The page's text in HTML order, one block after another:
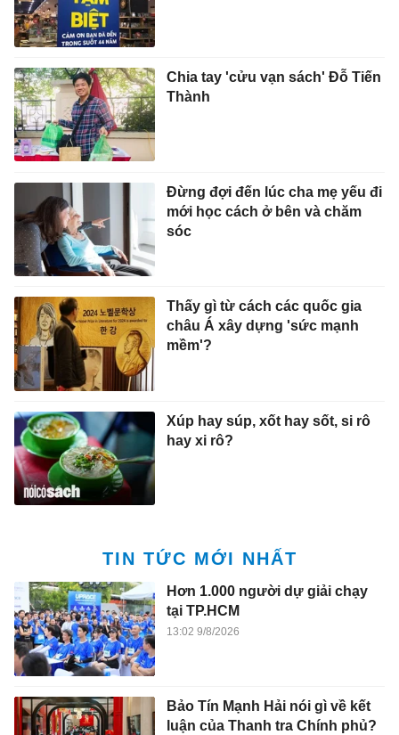
Chia tay 'cửu vạn sách' Đỗ Tiến
Thành
Đừng đợi đến lúc cha mẹ yếu đi
mới học cách ở bên và chăm
sóc
Thấy gì từ cách các quốc gia
châu Á xây dựng 'sức mạnh
mềm'?
Xúp hay súp, xốt hay sốt, si rô
hay xi rô?
TIN TỨC MỚI NHẤT
Hơn 1.000 người dự giải chạy
tại TP.HCM
13:02 9/8/2026
Bảo Tín Mạnh Hải nói gì về kết
luận của Thanh tra Chính phủ?